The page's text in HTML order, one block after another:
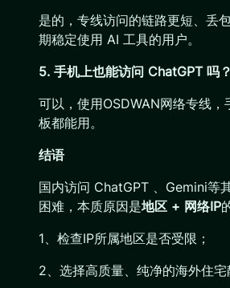
是的，专线访问的链路更短、丢
期稳定使用 AI 工具的用户。
5. 手机上也能访问 ChatGPT 吗？
可以，使用OSDWAN网络专线，
板都能用。
结语
国内访问 ChatGPT 、Gemini等
困难，本质原因是地区 + 网络IP
1、检查IP所属地区是否受限；
2、选择高质量、纯净的海外住宅